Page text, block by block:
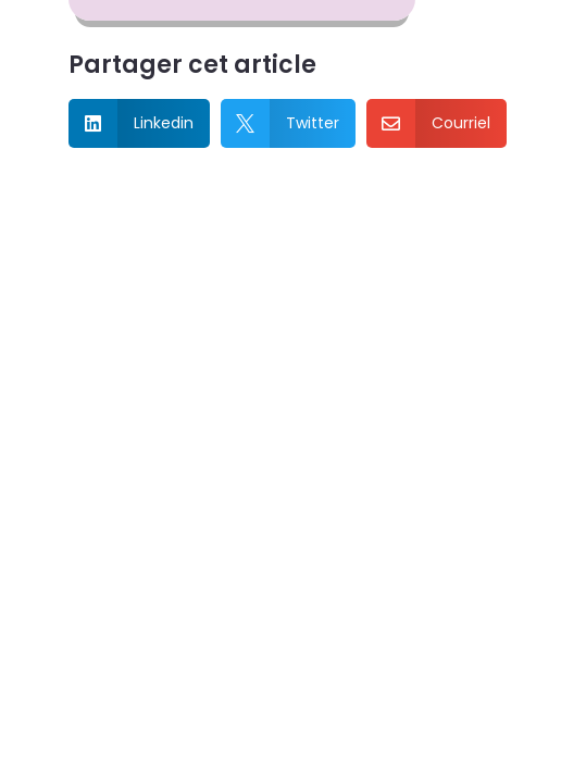
Partager cet article
 Linkedin  Twitter  Courriel